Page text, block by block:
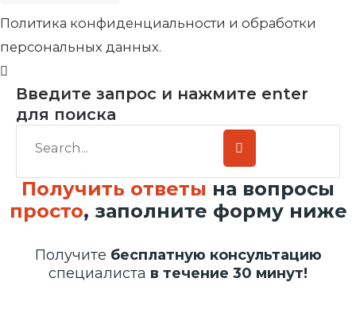
Политика конфиденциальности и обработки
персональных данных.
Введите запрос и нажмите enter
для поиска
Получить ответы на вопросы
просто, заполните форму ниже
Получите бесплатную консультацию
специалиста в течение 30 минут!